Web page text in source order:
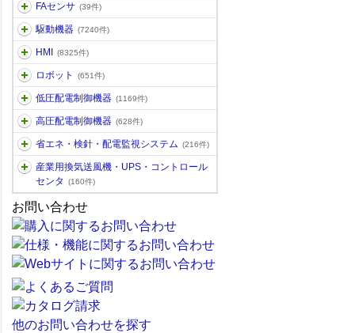
FAセンサ (39件)
駆動機器 (7240件)
HMI (8325件)
ロボット (651件)
低圧配電制御機器 (1169件)
高圧配電制御機器 (628件)
省エネ・検針・配電監視システム (216件)
産業用換気送風機・UPS・コントロール
センタ
(160件)
お問い合わせ
他のお問い合わせを探す